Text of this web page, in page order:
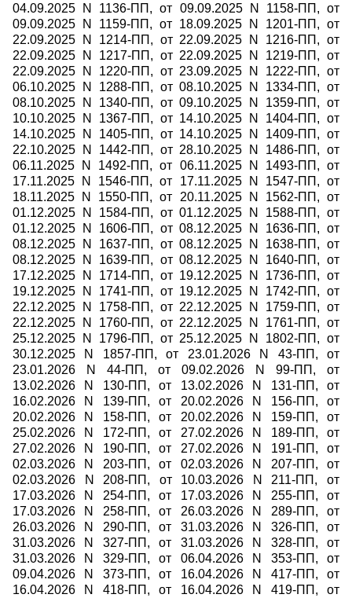
04.09.2025 N 1136-ПП, от 09.09.2025 N 1158-ПП, от
09.09.2025 N 1159-ПП, от 18.09.2025 N 1201-ПП, от
22.09.2025 N 1214-ПП, от 22.09.2025 N 1216-ПП, от
22.09.2025 N 1217-ПП, от 22.09.2025 N 1219-ПП, от
22.09.2025 N 1220-ПП, от 23.09.2025 N 1222-ПП, от
06.10.2025 N 1288-ПП, от 08.10.2025 N 1334-ПП, от
08.10.2025 N 1340-ПП, от 09.10.2025 N 1359-ПП, от
10.10.2025 N 1367-ПП, от 14.10.2025 N 1404-ПП, от
14.10.2025 N 1405-ПП, от 14.10.2025 N 1409-ПП, от
22.10.2025 N 1442-ПП, от 28.10.2025 N 1486-ПП, от
06.11.2025 N 1492-ПП, от 06.11.2025 N 1493-ПП, от
17.11.2025 N 1546-ПП, от 17.11.2025 N 1547-ПП, от
18.11.2025 N 1550-ПП, от 20.11.2025 N 1562-ПП, от
01.12.2025 N 1584-ПП, от 01.12.2025 N 1588-ПП, от
01.12.2025 N 1606-ПП, от 08.12.2025 N 1636-ПП, от
08.12.2025 N 1637-ПП, от 08.12.2025 N 1638-ПП, от
08.12.2025 N 1639-ПП, от 08.12.2025 N 1640-ПП, от
17.12.2025 N 1714-ПП, от 19.12.2025 N 1736-ПП, от
19.12.2025 N 1741-ПП, от 19.12.2025 N 1742-ПП, от
22.12.2025 N 1758-ПП, от 22.12.2025 N 1759-ПП, от
22.12.2025 N 1760-ПП, от 22.12.2025 N 1761-ПП, от
25.12.2025 N 1796-ПП, от 25.12.2025 N 1802-ПП, от
30.12.2025 N 1857-ПП, от 23.01.2026 N 43-ПП, от
23.01.2026 N 44-ПП, от 09.02.2026 N 99-ПП, от
13.02.2026 N 130-ПП, от 13.02.2026 N 131-ПП, от
16.02.2026 N 139-ПП, от 20.02.2026 N 156-ПП, от
20.02.2026 N 158-ПП, от 20.02.2026 N 159-ПП, от
25.02.2026 N 172-ПП, от 27.02.2026 N 189-ПП, от
27.02.2026 N 190-ПП, от 27.02.2026 N 191-ПП, от
02.03.2026 N 203-ПП, от 02.03.2026 N 207-ПП, от
02.03.2026 N 208-ПП, от 10.03.2026 N 211-ПП, от
17.03.2026 N 254-ПП, от 17.03.2026 N 255-ПП, от
17.03.2026 N 258-ПП, от 26.03.2026 N 289-ПП, от
26.03.2026 N 290-ПП, от 31.03.2026 N 326-ПП, от
31.03.2026 N 327-ПП, от 31.03.2026 N 328-ПП, от
31.03.2026 N 329-ПП, от 06.04.2026 N 353-ПП, от
09.04.2026 N 373-ПП, от 16.04.2026 N 417-ПП, от
16.04.2026 N 418-ПП, от 16.04.2026 N 419-ПП, от